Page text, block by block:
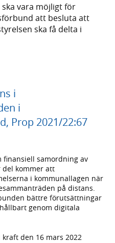
vara möjligt för
att besluta att
ska få delta i
i
i
Prop 2021/22:67
finansiell samordning av
kommer att
i kommunallagen när
på distans.
bättre förutsättningar
genom digitala
den 16 mars 2022